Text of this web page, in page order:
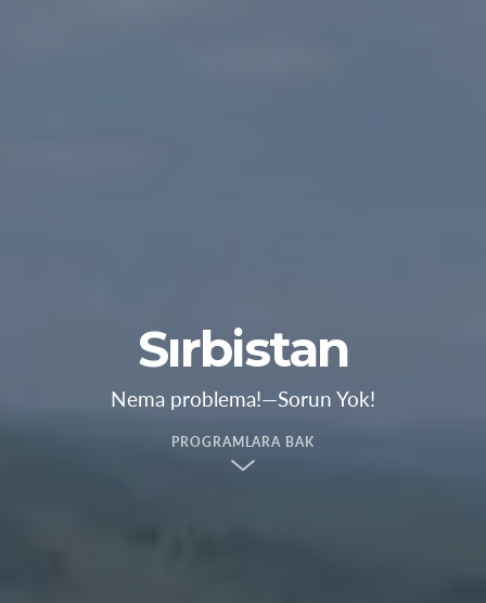
Sırbistan
Nema problema!—Sorun Yok!
PROGRAMLARA BAK